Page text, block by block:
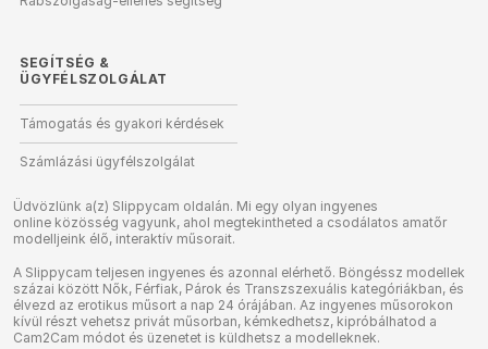
SEGÍTSÉG &
ÜGYFÉLSZOLGÁLAT
Támogatás és gyakori kérdések
Számlázási ügyfélszolgálat
Üdvözlünk a(z) Slippycam oldalán. Mi egy olyan ingyenes
online közösség vagyunk, ahol megtekintheted a csodálatos amatőr
modelljeink élő, interaktív műsorait.
A Slippycam teljesen ingyenes és azonnal elérhető. Böngéssz modellek
százai között Nők, Férfiak, Párok és Transzszexuális kategóriákban, és
élvezd az erotikus műsort a nap 24 órájában. Az ingyenes műsorokon
kívül részt vehetsz privát műsorban, kémkedhetsz, kipróbálhatod a
Cam2Cam módot és üzenetet is küldhetsz a modelleknek.